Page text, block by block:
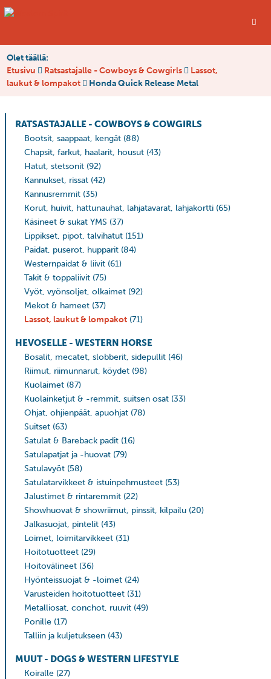
Olet täällä:
Etusivu
Ratsastajalle - Cowboys & Cowgirls
Lassot,
laukut & lompakot
Honda Quick Release Metal
RATSASTAJALLE - COWBOYS & COWGIRLS
Bootsit, saappaat, kengät (88)
Chapsit, farkut, haalarit, housut (43)
Hatut, stetsonit (92)
Kannukset, rissat (42)
Kannusremmit (35)
Korut, huivit, hattunauhat, lahjatavarat, lahjakortti (65)
Käsineet & sukat YMS (37)
Lippikset, pipot, talvihatut (151)
Paidat, puserot, hupparit (84)
Westernpaidat & liivit (61)
Takit & toppaliivit (75)
Vyöt, vyönsoljet, olkaimet (92)
Mekot & hameet (37)
Lassot, laukut & lompakot (71)
HEVOSELLE - WESTERN HORSE
Bosalit, mecatet, slobberit, sidepullit (46)
Riimut, riimunnarut, köydet (98)
Kuolaimet (87)
Kuolainketjut & -remmit, suitsen osat (33)
Ohjat, ohjienpäät, apuohjat (78)
Suitset (63)
Satulat & Bareback padit (16)
Satulapatjat ja -huovat (79)
Satulavyöt (58)
Satulatarvikkeet & istuinpehmusteet (53)
Jalustimet & rintaremmit (22)
Showhuovat & showriimut, pinssit, kilpailu (20)
Jalkasuojat, pintelit (43)
Loimet, loimitarvikkeet (31)
Hoitotuotteet (29)
Hoitovälineet (36)
Hyönteissuojat & -loimet (24)
Varusteiden hoitotuotteet (31)
Metalliosat, conchot, ruuvit (49)
Ponille (17)
Talliin ja kuljetukseen (43)
MUUT - DOGS & WESTERN LIFESTYLE
Koiralle (27)